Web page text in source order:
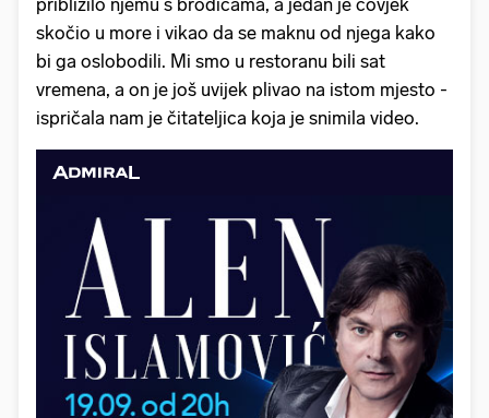
približilo njemu s brodicama, a jedan je čovjek
skočio u more i vikao da se maknu od njega kako
bi ga oslobodili. Mi smo u restoranu bili sat
vremena, a on je još uvijek plivao na istom mjesto -
ispričala nam je čitateljica koja je snimila video.